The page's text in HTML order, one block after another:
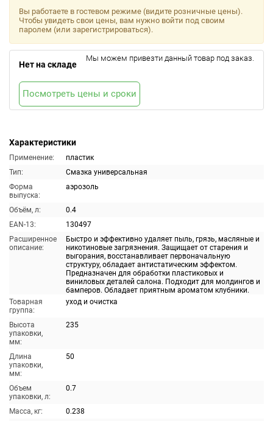
Характеристики
Применение:
пластик
Тип:
Смазка универсальная
Форма
выпуска:
аэрозоль
Объём, л:
0.4
EAN-13:
130497
Расширенное
описание:
Быстро и эффективно удаляет пыль, грязь, масляные и
никотиновые загрязнения. Защищает от старения и
выгорания, восстанавливает первоначальную
структуру, обладает антистатическим эффектом.
Предназначен для обработки пластиковых и
виниловых деталей салона. Подходит для молдингов и
бамперов. Обладает приятным ароматом клубники.
Товарная
группа:
уход и очистка
Высота
упаковки,
мм:
235
Длина
упаковки,
мм:
50
Объем
упаковки, л:
0.7
Масса, кг:
0.238
Вы работаете в гостевом режиме (видите розничные цены).
Чтобы увидеть свои цены, вам нужно войти под своим
паролем (или зарегистрироваться).
Нет на складе
Мы можем привезти данный товар под заказ.
Посмотреть цены и сроки